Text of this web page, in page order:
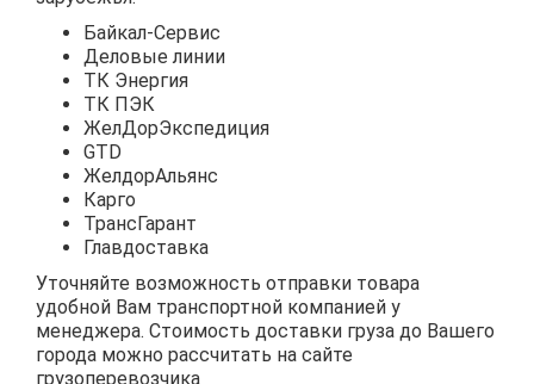
Байкал-Сервис
Деловые линии
ТК Энергия
ТК ПЭК
ЖелДорЭкспедиция
GTD
ЖелдорАльянс
Карго
ТрансГарант
Главдоставка
Уточняйте возможность отправки товара
удобной Вам транспортной компанией у
менеджера. Стоимость доставки груза до Вашего
города можно рассчитать на сайте
грузоперевозчика